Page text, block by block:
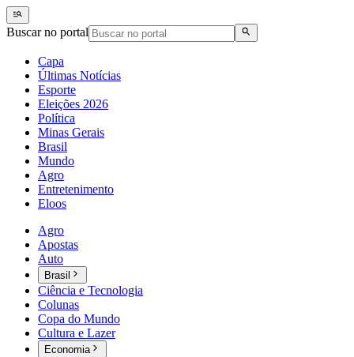
Buscar no portal
Capa
Últimas Notícias
Esporte
Eleições 2026
Política
Minas Gerais
Brasil
Mundo
Agro
Entretenimento
Eloos
Agro
Apostas
Auto
Brasil
Ciência e Tecnologia
Colunas
Copa do Mundo
Cultura e Lazer
Economia